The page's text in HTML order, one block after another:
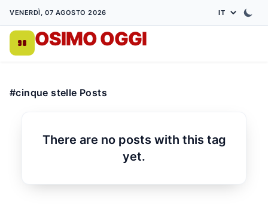
VENERDÌ, 07 AGOSTO 2026
OSIMO OGGI
#cinque stelle Posts
There are no posts with this tag
yet.